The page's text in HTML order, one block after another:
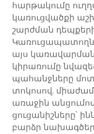
հարթակումը
կառուցվածքի
շարժման
այս
կիրառումը
պահանջները
տոկոսով,
առաջին
ցուցանիշները՝
բարձր